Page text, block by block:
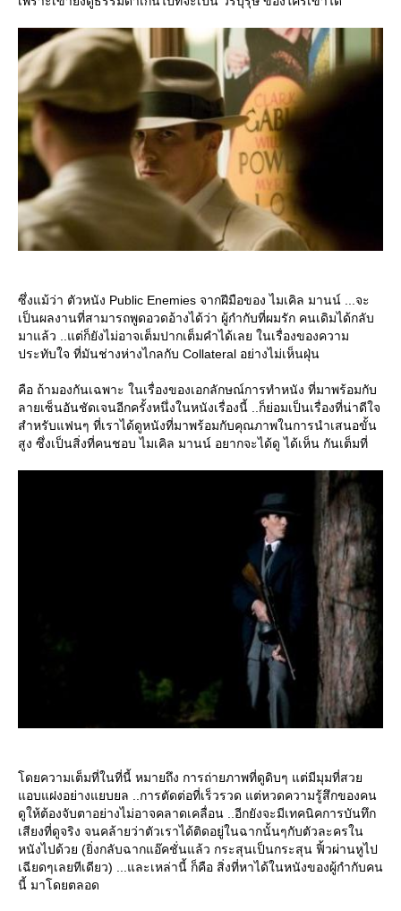
ซึ่งแม้ว่า ตัวหนัง Public Enemies จากฝีมือของ ไมเคิล มานน์ ...จะ
เป็นผลงานที่สามารถพูดอวดอ้างได้ว่า ผู้กำกับที่ผมรัก คนเดิมได้กลับ
มาแล้ว ..แต่ก็ยังไม่อาจเต็มปากเต็มคำได้เลย ในเรื่องของความ
ประทับใจ ที่มันช่างห่างไกลกับ Collateral อย่างไม่เห็นฝุ่น
คือ ถ้ามองกันเฉพาะ ในเรื่องของเอกลักษณ์การทำหนัง ที่มาพร้อมกับ
ลายเซ็นอันชัดเจนอีกครั้งหนึ่งในหนังเรื่องนี้ ..ก็ย่อมเป็นเรื่องที่น่าดีใจ
สำหรับแฟนๆ ที่เราได้ดูหนังที่มาพร้อมกับคุณภาพในการนำเสนอขั้น
สูง ซึ่งเป็นสิ่งที่คนชอบ ไมเคิล มานน์ อยากจะได้ดู ได้เห็น กันเต็มที่
ดยความเต็มที่ในที่นี้ หมายถึง การถ่ายภาพที่ดูดิบๆ แต่มีมุมที่สว
อบแฝงอย่างแยบยล ..การตัดต่อที่เร็วรวด แต่หวดความรู้สึกของคน
ดูให้ต้องจับตาอย่างไม่อาจคลาดเคลื่อน ..อีกยังจะมีเทคนิคการบันทึก
เสียงที่ดูจริง จนคล้ายว่าตัวเราได้ติดอยู่ในฉากนั้นๆกับตัวละครใน
หนังไปด้วย (ยิ่งกลับฉากแอ๊คชั่นแล้ว กระสุนเป็นกระสุน ฟิ้วผ่านหูไป
เฉียดๆเลยทีเดียว) ...และเหล่านี้ ก็คือ สิ่งที่หาได้ในหนังของผู้กำกับคน
นี้ มาโดยตลอด